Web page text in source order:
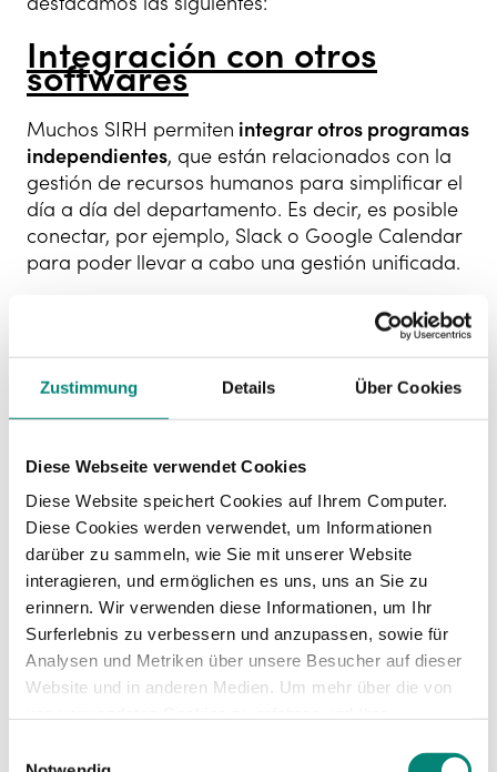
Zustimmung Details Über Cookies
Diese Webseite verwendet Cookies
Diese Website speichert Cookies auf Ihrem Computer.
Diese Cookies werden verwendet, um Informationen
darüber zu sammeln, wie Sie mit unserer Website
interagieren, und ermöglichen es uns, uns an Sie zu
erinnern. Wir verwenden diese Informationen, um Ihr
Surferlebnis zu verbessern und anzupassen, sowie für
Analysen und Metriken über unsere Besucher auf dieser
Website und in anderen Medien. Um mehr über die von
Datenschutzerklärung
Integración con otros
softwares
Muchos SIRH permiten integrar otros programas
independientes, que están relacionados con la
gestión de recursos humanos para simplificar el
día a día del departamento. Es decir, es posible
conectar, por ejemplo, Slack o Google Calendar
para poder llevar a cabo una gestión unificada.
Así, un SIRH es más que una colección de
programas que sirven a los Recursos Humanos.
responder a las necesidades concretas de cada
departamento.
Seguridad y protección de
datos
Dado el volumen de información con el que
trabaja el departamento de RRHH y al tratarse,
en su mayoría, de datos personales es
importante encontraruna solución que garantice
su seguridady que se cumplan con todas las
normas de protección de datos vigentes.
medida que van surgiendo nuevas soluciones de